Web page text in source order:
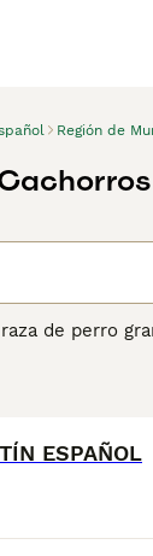
Región de
de perro
y leal,
de
ESPAÑOL